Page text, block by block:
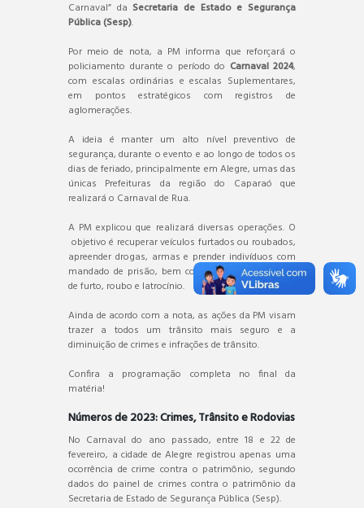
Carnaval” da Secretaria de Estado e Segurança
Pública (Sesp).
Por meio de nota, a PM informa que reforçará o
policiamento durante o período do Carnaval 2024,
com escalas ordinárias e escalas Suplementares,
em pontos estratégicos com registros de
aglomerações.
A ideia é manter um alto nível preventivo de
segurança, durante o evento e ao longo de todos os
dias de feriado, principalmente em Alegre, umas das
únicas Prefeituras da região do Caparaó que
realizará o Carnaval de Rua.
A PM explicou que realizará diversas operações. O
objetivo é recuperar veículos furtados ou roubados,
apreender drogas, armas e prender indivíduos com
mandado de prisão, bem como prevenir os crimes
de furto, roubo e latrocínio.
Ainda de acordo com a nota, as ações da PM visam
trazer a todos um trânsito mais seguro e a
diminuição de crimes e infrações de trânsito.
Confira a programação completa no final da
matéria!
Números de 2023: Crimes, Trânsito e Rodovias
No Carnaval do ano passado, entre 18 e 22 de
fevereiro, a cidade de Alegre registrou apenas uma
ocorrência de crime contra o patrimônio, segundo
dados do painel de crimes contra o patrimônio da
Secretaria de Estado de Segurança Pública (Sesp).